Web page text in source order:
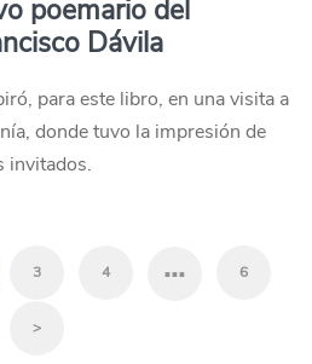
poemario del
Dávila
para este libro, en una visita a
donde tuvo la impresión de
invitados.
3 4 … 6
>